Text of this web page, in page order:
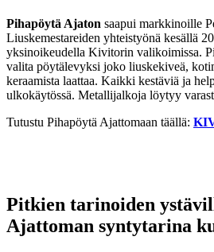
Pihapöytä Ajaton saapui markkinoille
Liuskemestareiden yhteistyönä kesällä
yksinoikeudella Kivitorin valikoimissa.
valita pöytälevyksi joko liuskekiveä,
keraamista laattaa. Kaikki kestäviä ja
ulkokäytössä. Metallijalkoja löytyy
Tutustu Pihapöytä Ajattomaan täällä:
Pitkien tarinoiden
Ajattoman syntytarina